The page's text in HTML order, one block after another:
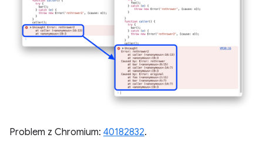
Problem z Chromium: 40182832.